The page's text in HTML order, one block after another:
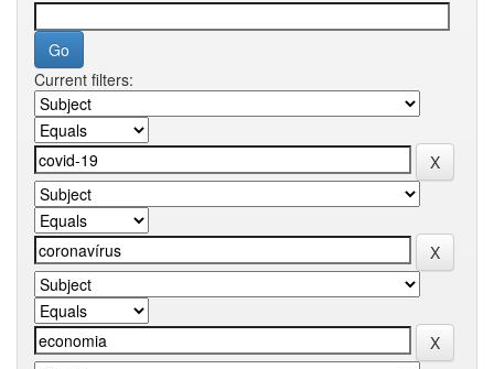
Current filters: